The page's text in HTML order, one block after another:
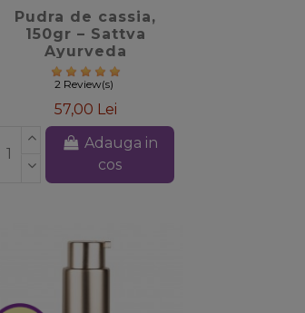
Pudra de cassia,
150gr – Sattva
Ayurveda
2 Review(s)
57,00 Lei
Adauga in
cos